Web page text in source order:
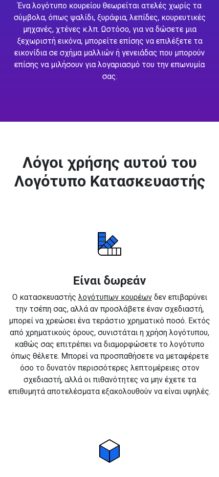
Ένα λογότυπο κουρείου θεωρείται ατελές χωρίς τα
σύμβολα, όπως ψαλίδι, ξυράφια, λεπίδες, κουρευτικές
μηχανές, χτένες κ.λπ. Ωστόσο, για να δώσετε μια
ξεχωριστή εικόνα, μπορείτε επίσης να επιλέξετε τα
εικονίδια σε σχήμα μαλλιών ή γενειάδας που μπορούν
επίσης να μιλήσουν για λογαριασμό του την επωνυμία
σας.
Λόγοι χρήσης αυτού του
Λογότυπο Κατασκευαστής
Είναι δωρεάν
Ο κατασκευαστής λογότυπων κουρέωνδεν επιβαρύνει
την τσέπη σας, αλλά αν προσλάβετε έναν σχεδιαστή,
μπορεί να χρεώσει ένα τεράστιο χρηματικό ποσό. Εκτός
από χρηματικούς όρους, συνιστάται η χρήση λογότυπου,
καθώς σας επιτρέπει να διαμορφώσετε το λογότυπο
όπως θέλετε. Μπορεί να προσπαθήσετε να μεταφέρετε
όσο το δυνατόν περισσότερες λεπτομέρειες στον
σχεδιαστή, αλλά οι πιθανότητες να μην έχετε τα
επιθυμητά αποτελέσματα εξακολουθούν να είναι υψηλές.